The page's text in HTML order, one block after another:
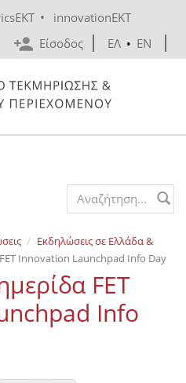
•
innovationEKT
Είσοδος
ΕΛ • EN
Search form
Εκδηλώσεις σε Ελλάδα &
Innovation Launchpad Info Day
FET
Info